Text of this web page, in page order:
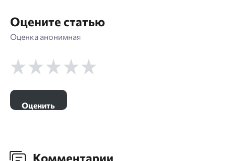
Оцените статью
Оценка анонимная
Комментарии